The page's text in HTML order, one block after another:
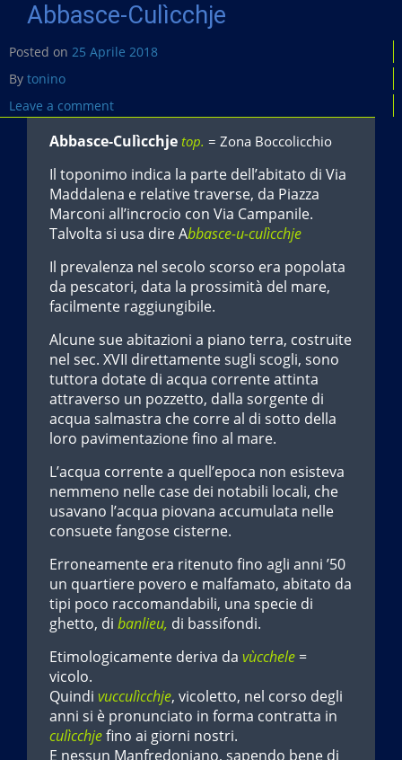
Abbasce-Culìcchje
Posted on 25 Aprile 2018
By tonino
Leave a comment
Abbasce-Culìcchje top. = Zona Boccolicchio
Il toponimo indica la parte dell’abitato di Via
Maddalena e relative traverse, da Piazza
Marconi all’incrocio con Via Campanile.
Talvolta si usa dire Abbasce-u-culìcchje
Il prevalenza nel secolo scorso era popolata
da pescatori, data la prossimità del mare,
facilmente raggiungibile.
Alcune sue abitazioni a piano terra, costruite
nel sec. XVII direttamente sugli scogli, sono
tuttora dotate di acqua corrente attinta
attraverso un pozzetto, dalla sorgente di
acqua salmastra che corre al di sotto della
loro pavimentazione fino al mare.
L’acqua corrente a quell’epoca non esisteva
nemmeno nelle case dei notabili locali, che
usavano l’acqua piovana accumulata nelle
consuete fangose cisterne.
Erroneamente era ritenuto fino agli anni ’50
un quartiere povero e malfamato, abitato da
tipi poco raccomandabili, una specie di
ghetto, di banlieu, di bassifondi.
Etimologicamente deriva da vùcchele =
vicolo.
Quindi vucculìcchje, vicoletto, nel corso degli
anni si è pronunciato in forma contratta in
culìcchjefino ai giorni nostri.
E nessun Manfredoniano, sapendo bene di